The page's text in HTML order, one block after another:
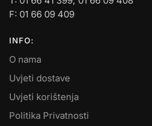
F: 01 66 09 409
INFO:
O nama
Uvjeti dostave
Uvjeti korištenja
Politika Privatnosti